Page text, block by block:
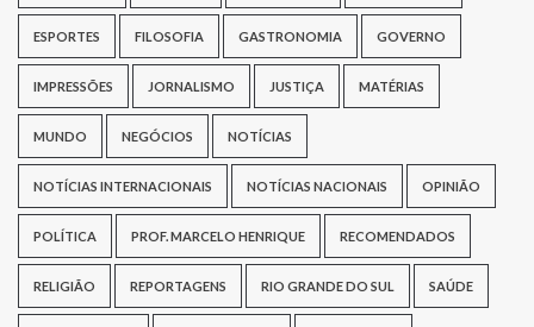
ESPORTES FILOSOFIA GASTRONOMIA GOVERNO
IMPRESSÕES JORNALISMO JUSTIÇA MATÉRIAS
MUNDO NEGÓCIOS NOTÍCIAS
NOTÍCIAS INTERNACIONAIS NOTÍCIAS NACIONAIS OPINIÃO
POLÍTICA PROF. MARCELO HENRIQUE RECOMENDADOS
RELIGIÃO REPORTAGENS RIO GRANDE DO SUL SAÚDE